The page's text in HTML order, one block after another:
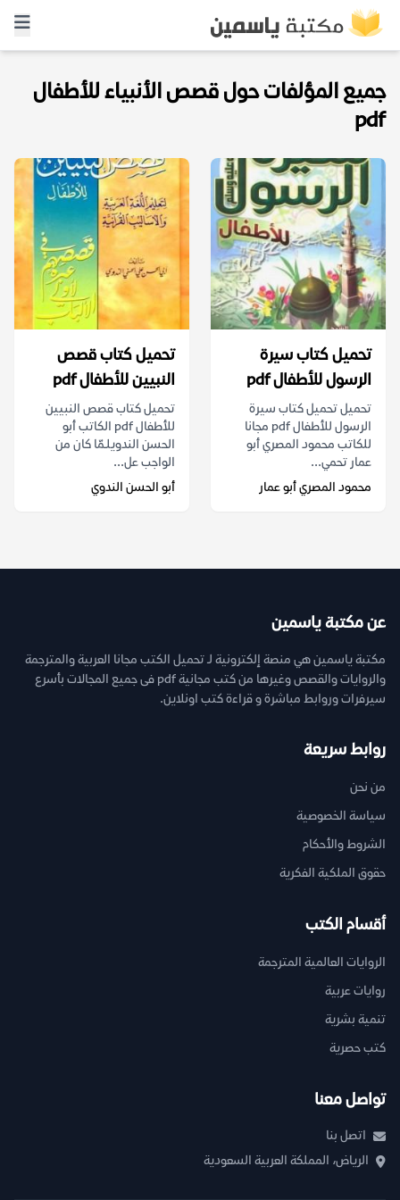
جميع المؤلفات حول قصص الأنبياء للأطفال
pdf
تحميل كتاب سيرة
الرسول للأطفال pdf
تحميل تحميل كتاب سيرة
الرسول للأطفال pdf مجانا
للكاتب محمود المصري أبو
عمار تحمي...
محمود المصري أبو عمار
تحميل كتاب قصص
النبيين للأطفال pdf
تحميل كتاب قصص النبيين
للأطفال pdf الكاتب أبو
الحسن الندويلـمّا كان من
الواجب عل...
أبو الحسن الندوي
عن مكتبة ياسمين
مكتبة ياسمين هي منصة إلكترونية لـ تحميل الكتب مجانا العربية والمترجمة
والروايات والقصص وغيرها من كتب مجانية pdf فى جميع المجالات بأسرع
سيرفرات وروابط مباشرة و قراءة كتب اونلاين.
روابط سريعة
من نحن
سياسة الخصوصية
الشروط والأحكام
حقوق الملكية الفكرية
أقسام الكتب
الروايات العالمية المترجمة
روايات عربية
تنمية بشرية
كتب حصرية
تواصل معنا
اتصل بنا
الرياض، المملكة العربية السعودية